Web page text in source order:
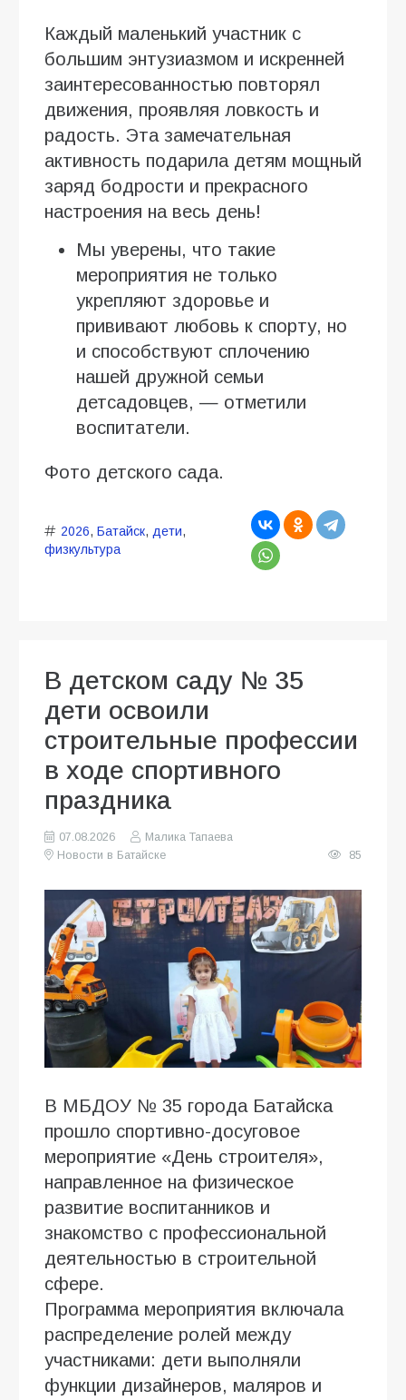
Каждый маленький участник с
большим энтузиазмом и искренней
заинтересованностью повторял
движения, проявляя ловкость и
радость. Эта замечательная
активность подарила детям мощный
заряд бодрости и прекрасного
настроения на весь день!
Мы уверены, что такие
мероприятия не только
укрепляют здоровье и
прививают любовь к спорту, но
и способствуют сплочению
нашей дружной семьи
детсадовцев, — отметили
воспитатели.
Фото детского сада.
2026, Батайск, дети,
физкультура
В детском саду № 35
дети освоили
строительные профессии
в ходе спортивного
праздника
07.08.2026
Малика Тапаева
Новости в Батайске
85
В МБДОУ № 35 города Батайска
прошло спортивно-досуговое
мероприятие «День строителя»,
направленное на физическое
развитие воспитанников и
знакомство с профессиональной
деятельностью в строительной
сфере.
Программа мероприятия включала
распределение ролей между
участниками: дети выполняли
функции дизайнеров, маляров и